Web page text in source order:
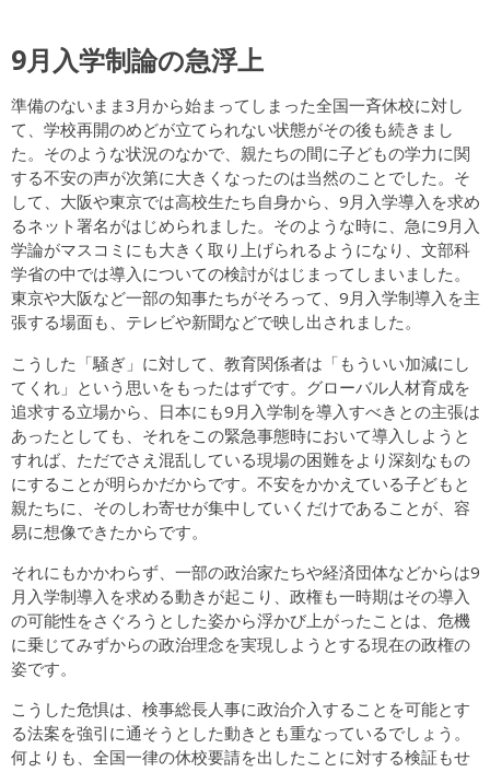
9月入学制論の急浮上
準備のないまま3月から始まってしまった全国一斉休校に対し
て、学校再開のめどが立てられない状態がその後も続きまし
た。そのような状況のなかで、親たちの間に子どもの学力に関
する不安の声が次第に大きくなったのは当然のことでした。そ
して、大阪や東京では高校生たち自身から、9月入学導入を求め
るネット署名がはじめられました。そのような時に、急に9月入
学論がマスコミにも大きく取り上げられるようになり、文部科
学省の中では導入についての検討がはじまってしまいました。
東京や大阪など一部の知事たちがそろって、9月入学制導入を主
張する場面も、テレビや新聞などで映し出されました。
こうした「騒ぎ」に対して、教育関係者は「もういい加減にし
てくれ」という思いをもったはずです。グローバル人材育成を
追求する立場から、日本にも9月入学制を導入すべきとの主張は
あったとしても、それをこの緊急事態時において導入しようと
すれば、ただでさえ混乱している現場の困難をより深刻なもの
にすることが明らかだからです。不安をかかえている子どもと
親たちに、そのしわ寄せが集中していくだけであることが、容
易に想像できたからです。
それにもかかわらず、一部の政治家たちや経済団体などからは9
月入学制導入を求める動きが起こり、政権も一時期はその導入
の可能性をさぐろうとした姿から浮かび上がったことは、危機
に乗じてみずからの政治理念を実現しようとする現在の政権の
姿です。
こうした危惧は、検事総長人事に政治介入することを可能とす
る法案を強引に通そうとした動きとも重なっているでしょう。
何よりも、全国一律の休校要請を出したことに対する検証もせ